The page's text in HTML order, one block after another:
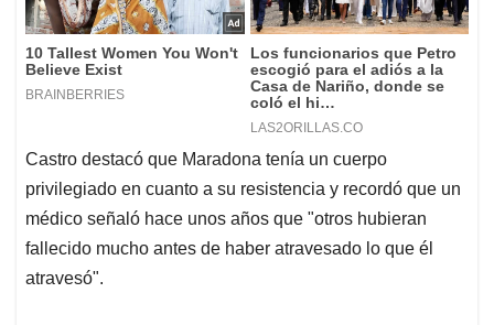
Castro destacó que Maradona tenía un cuerpo
privilegiado en cuanto a su resistencia y recordó que un
médico señaló hace unos años que "otros hubieran
fallecido mucho antes de haber atravesado lo que él
atravesó".